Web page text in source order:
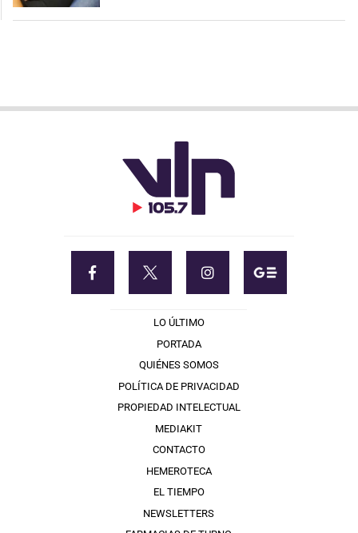
LO ÚLTIMO
PORTADA
QUIÉNES SOMOS
POLÍTICA DE PRIVACIDAD
PROPIEDAD INTELECTUAL
MEDIAKIT
CONTACTO
HEMEROTECA
EL TIEMPO
NEWSLETTERS